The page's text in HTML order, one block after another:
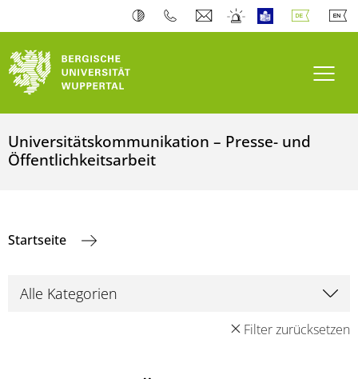
Universitätskommunikation – Presse- und
Öffentlichkeitsarbeit
Startseite
Filter zurücksetzen